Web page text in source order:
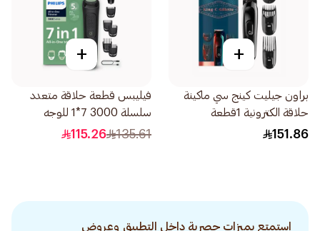
+
براون جيليت كينج سي ماكينة
حلاقة الكترونية 1قطعة
151.86
+
فيليبس قطعة حلاقة متعدد
سلسلة 3000 7*1 للوجه
والشعر 1قطعة
135.61
115.26
استمتع بميزات حصرية داخل التطبيق وعروض